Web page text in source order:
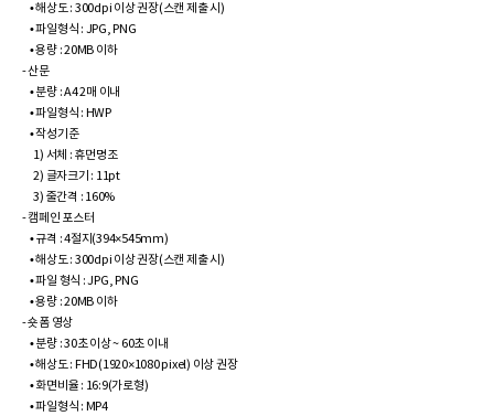
• 해상도 : 300dpi 이상 권장(스캔 제출 시)
• 파일형식 : JPG, PNG
• 용량 : 20MB 이하
- 산문
• 분량 : A4 2매 이내
• 파일형식 : HWP
• 작성기준
1) 서체 : 휴먼명조
2) 글자크기 : 11pt
3) 줄간격 : 160%
- 캠페인 포스터
• 규격 : 4절지(394×545mm)
• 해상도 : 300dpi 이상 권장(스캔 제출 시)
• 파일 형식 : JPG, PNG
• 용량 : 20MB 이하
- 숏폼 영상
• 분량 : 30초 이상 ~ 60초 이내
• 해상도 : FHD(1920×1080 pixel) 이상 권장
• 화면비율 : 16:9(가로형)
• 파일형식 : MP4